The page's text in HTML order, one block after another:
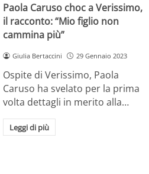
Paola Caruso choc a Verissimo,
il racconto: “Mio figlio non
cammina più”
Giulia Bertaccini 29 Gennaio 2023
Ospite di Verissimo, Paola
Caruso ha svelato per la prima
volta dettagli in merito alla…
Leggi di più